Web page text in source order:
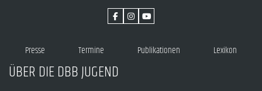
Presse Termine Publikationen Lexikon
ÜBER DIE DBB JUGEND